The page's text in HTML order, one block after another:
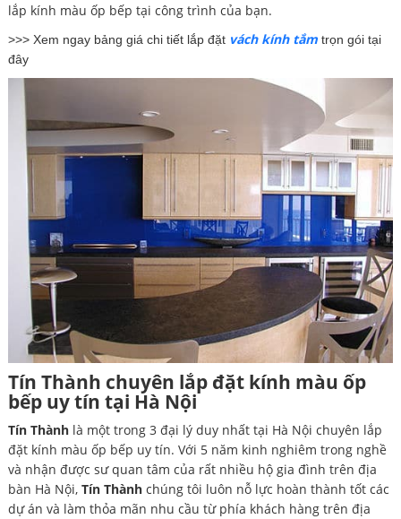
lắp kính màu ốp bếp tại công trình của bạn.
>>> Xem ngay bảng giá chi tiết lắp đặt vách kính tắmtrọn gói tại
đây
Tín Thành chuyên lắp đặt kính màu ốp
bếp uy tín tại Hà Nội
Tín Thànhlà một trong 3 đại lý duy nhất tại Hà Nội chuyên lắp
đặt kính màu ốp bếp uy tín. Với 5 năm kinh nghiêm trong nghề
và nhận được sư quan tâm của rất nhiều hộ gia đình trên địa
bàn Hà Nội, Tín Thànhchúng tôi luôn nỗ lực hoàn thành tốt các
dự án và làm thỏa mãn nhu cầu từ phía khách hàng trên địa